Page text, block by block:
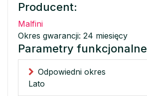
Producent:
Malfini
Okres gwarancji: 24 miesięcy
Parametry funkcjonalne
Odpowiedni okres
Lato